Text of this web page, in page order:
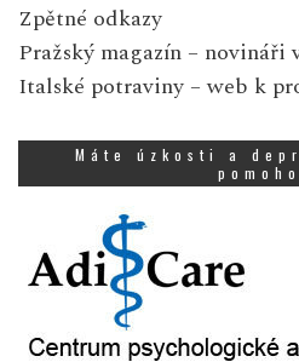
Zpětné odkazy
Pražský magazín – novináři
Italské potraviny – web k
Máte úzkosti a